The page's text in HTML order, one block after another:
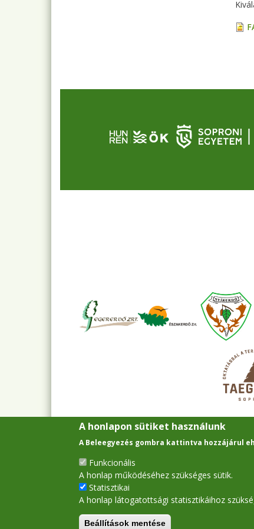
A honlapon sütiket használunk
A Beleegyezés gombra kattintva hozzájárul
Funkcionális
A honlap működéséhez szükséges sütik.
Statisztikai
A honlap látogatottsági statisztikáihoz
Beállítások mentése